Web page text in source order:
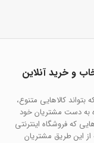
و خرید آنلاین
کالاهایی متنوع،
به دست مشتریان خود
که فروشگاه اینترنتی
این طریق مشتریان